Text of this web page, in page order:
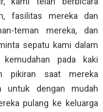
fasilitas mereka dan
teman mereka, dan
sepatu kami dalam
pada kaki
pikiran saat mereka
untuk dengan mudah
pulang ke keluarga